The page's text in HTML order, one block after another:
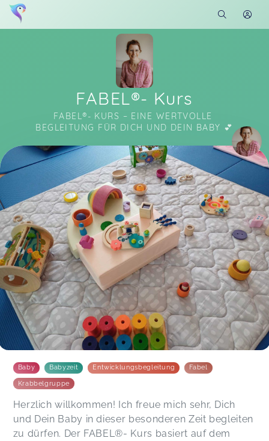
FABEL®- Kurs
FABEL®- KURS – EINE WERTVOLLE
BEGLEITUNG FÜR DICH UND DEIN BABY 💕
Soon you will learn more about me here...
Baby Babyzeit Entwicklungsbegleitung Fabel
Krabbelgruppe
Herzlich willkommen! Ich freue mich sehr, Dich
und Dein Baby in dieser besonderen Zeit begleiten
zu dürfen. Der FABEL®- Kurs basiert auf dem